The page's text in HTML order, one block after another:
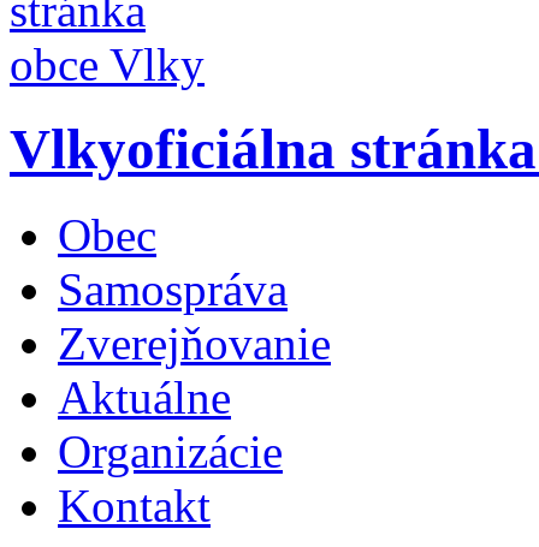
Vlkyoficiálna
Obec
Samospráva
Zverejňovanie
Aktuálne
Organizácie
Kontakt